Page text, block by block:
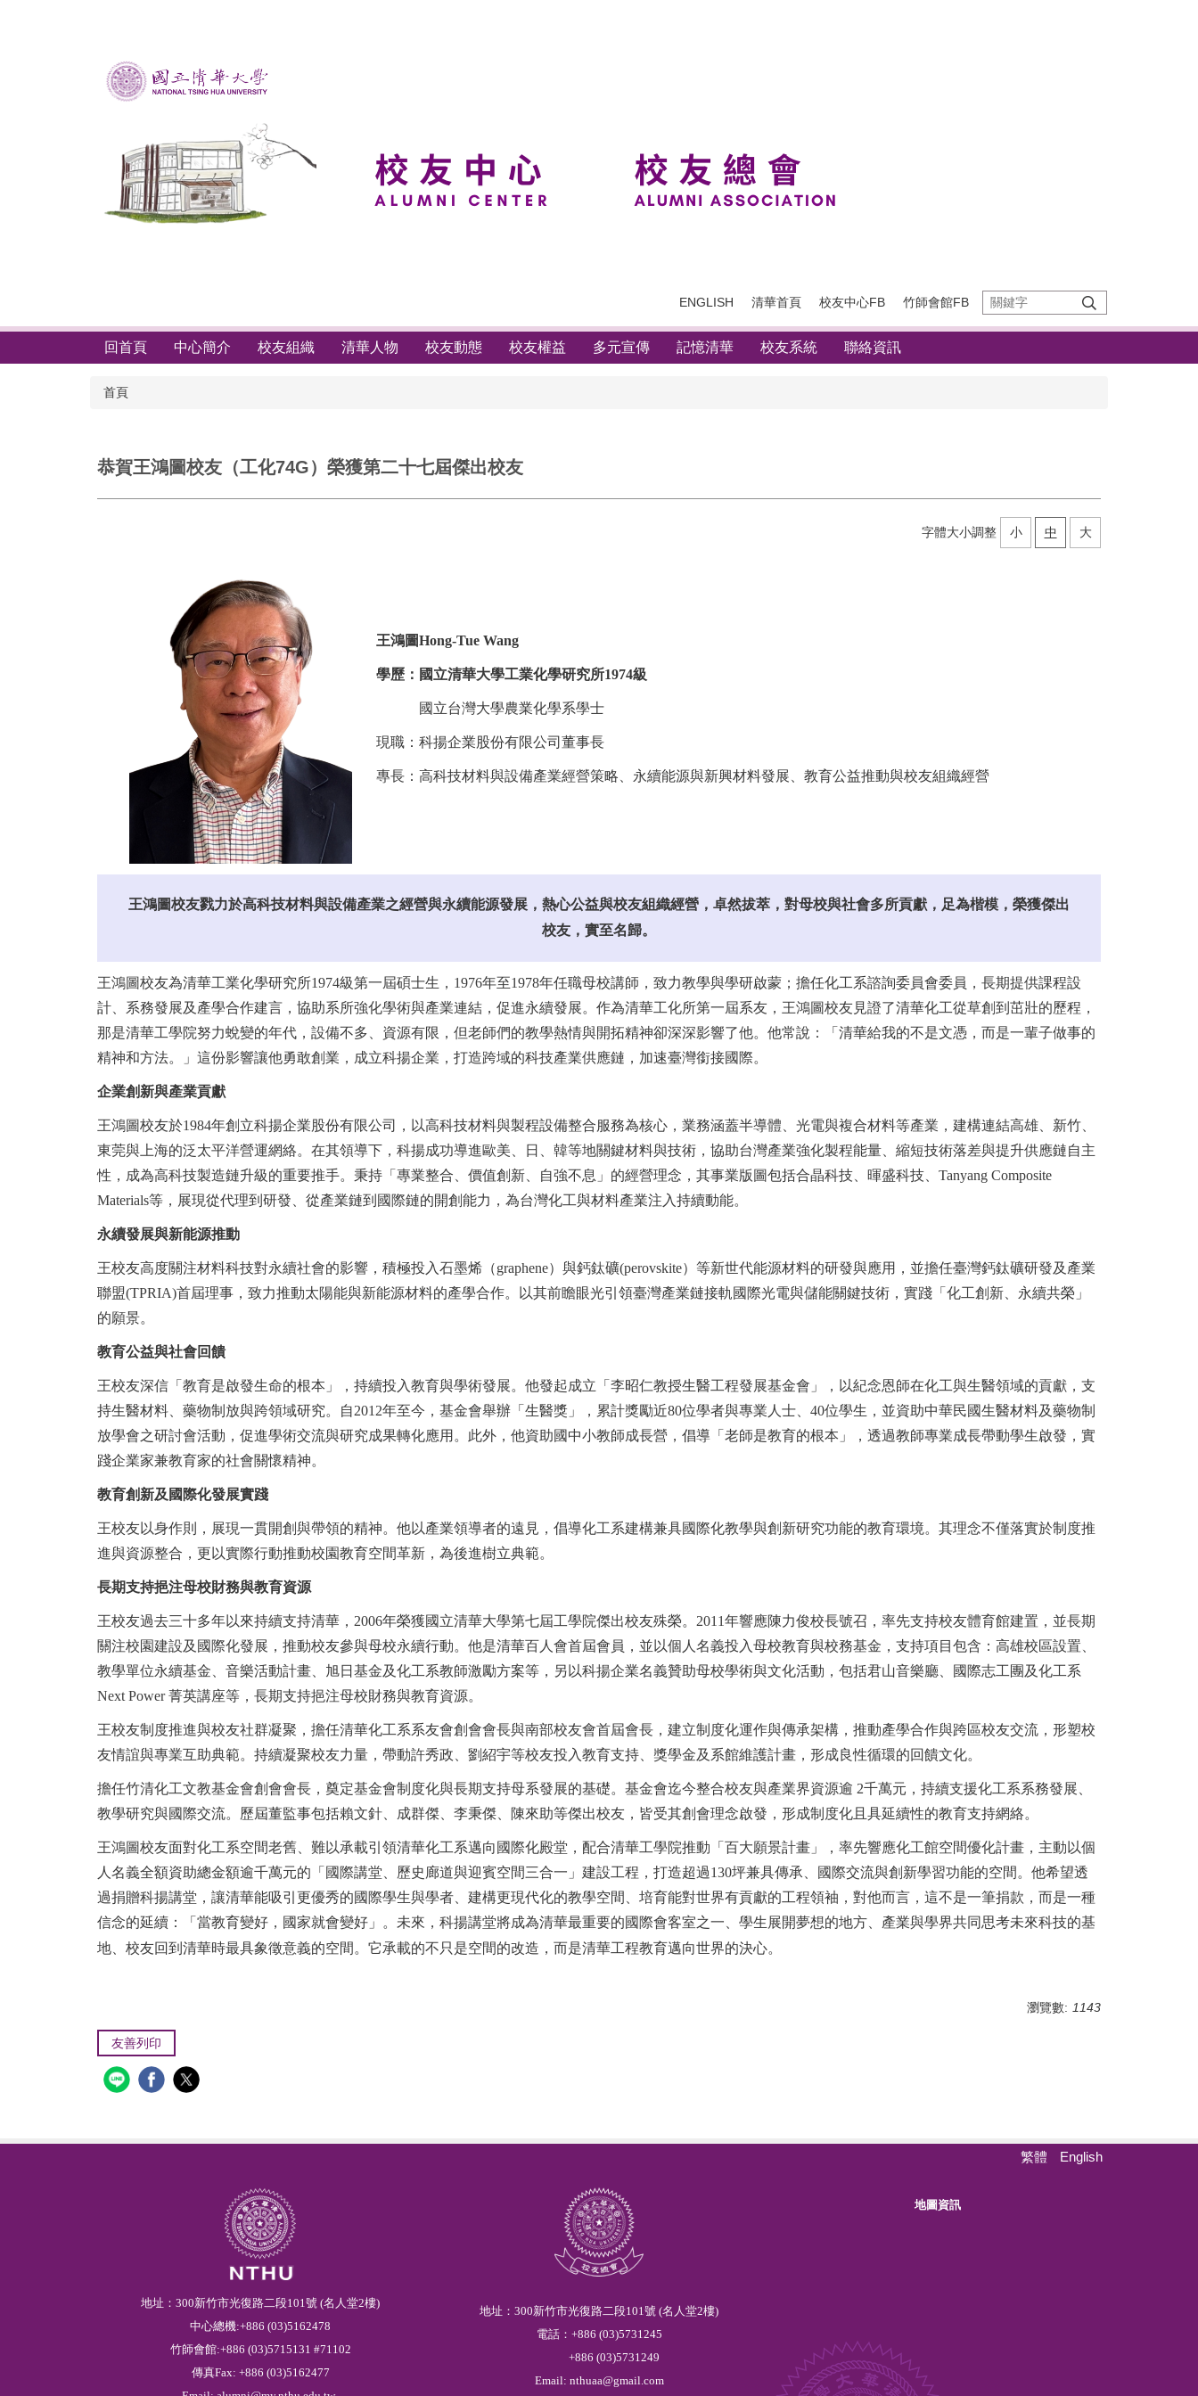
ENGLISH 清華首頁 校友中心FB 竹師會館FB
回首頁 中心簡介 校友組織 清華人物 校友動態 校友權益 多元宣傳 記憶清華 校友系統 聯絡資訊
首頁
恭賀王鴻圖校友（工化74G）榮獲第二十七屆傑出校友
字體大小調整 小 中 大
王鴻圖Hong-Tue Wang
學歷：國立清華大學工業化學研究所1974級
國立台灣大學農業化學系學士
現職：科揚企業股份有限公司董事長
專長：高科技材料與設備產業經營策略、永續能源與新興材料發展、教育公益推動與校友組織經營
王鴻圖校友戮力於高科技材料與設備產業之經營與永續能源發展，熱心公益與校友組織經營，卓然拔萃，對母校與社會多所貢獻，足為楷模，榮獲傑出
校友，實至名歸。
王鴻圖校友為清華工業化學研究所1974級第一屆碩士生，1976年至1978年任職母校講師，致力教學與學研啟蒙；擔任化工系諮詢委員會委員，長期提供課程設
計、系務發展及產學合作建言，協助系所強化學術與產業連結，促進永續發展。作為清華工化所第一屆系友，王鴻圖校友見證了清華化工從草創到茁壯的歷程，
那是清華工學院努力蛻變的年代，設備不多、資源有限，但老師們的教學熱情與開拓精神卻深深影響了他。他常說：「清華給我的不是文憑，而是一輩子做事的
精神和方法。」這份影響讓他勇敢創業，成立科揚企業，打造跨域的科技產業供應鏈，加速臺灣銜接國際。
企業創新與產業貢獻
王鴻圖校友於1984年創立科揚企業股份有限公司，以高科技材料與製程設備整合服務為核心，業務涵蓋半導體、光電與複合材料等產業，建構連結高雄、新竹、
東莞與上海的泛太平洋營運網絡。在其領導下，科揚成功導進歐美、日、韓等地關鍵材料與技術，協助台灣產業強化製程能量、縮短技術落差與提升供應鏈自主
性，成為高科技製造鏈升級的重要推手。秉持「專業整合、價值創新、自強不息」的經營理念，其事業版圖包括合晶科技、暉盛科技、Tanyang Composite
Materials等，展現從代理到研發、從產業鏈到國際鏈的開創能力，為台灣化工與材料產業注入持續動能。
永續發展與新能源推動
王校友高度關注材料科技對永續社會的影響，積極投入石墨烯（graphene）與鈣鈦礦(perovskite）等新世代能源材料的研發與應用，並擔任臺灣鈣鈦礦研發及產業
聯盟(TPRIA)首屆理事，致力推動太陽能與新能源材料的產學合作。以其前瞻眼光引領臺灣產業鏈接軌國際光電與儲能關鍵技術，實踐「化工創新、永續共榮」
的願景。
教育公益與社會回饋
王校友深信「教育是啟發生命的根本」，持續投入教育與學術發展。他發起成立「李昭仁教授生醫工程發展基金會」，以紀念恩師在化工與生醫領域的貢獻，支
持生醫材料、藥物制放與跨領域研究。自2012年至今，基金會舉辦「生醫獎」，累計獎勵近80位學者與專業人士、40位學生，並資助中華民國生醫材料及藥物制
放學會之研討會活動，促進學術交流與研究成果轉化應用。此外，他資助國中小教師成長營，倡導「老師是教育的根本」，透過教師專業成長帶動學生啟發，實
踐企業家兼教育家的社會關懷精神。
教育創新及國際化發展實踐
王校友以身作則，展現一貫開創與帶領的精神。他以產業領導者的遠見，倡導化工系建構兼具國際化教學與創新研究功能的教育環境。其理念不僅落實於制度推
進與資源整合，更以實際行動推動校園教育空間革新，為後進樹立典範。
長期支持挹注母校財務與教育資源
王校友過去三十多年以來持續支持清華，2006年榮獲國立清華大學第七屆工學院傑出校友殊榮。2011年響應陳力俊校長號召，率先支持校友體育館建置，並長期
關注校園建設及國際化發展，推動校友參與母校永續行動。他是清華百人會首屆會員，並以個人名義投入母校教育與校務基金，支持項目包含：高雄校區設置、
教學單位永續基金、音樂活動計畫、旭日基金及化工系教師激勵方案等，另以科揚企業名義贊助母校學術與文化活動，包括君山音樂廳、國際志工團及化工系
Next Power 菁英講座等，長期支持挹注母校財務與教育資源。
王校友制度推進與校友社群凝聚，擔任清華化工系系友會創會會長與南部校友會首屆會長，建立制度化運作與傳承架構，推動產學合作與跨區校友交流，形塑校
友情誼與專業互助典範。持續凝聚校友力量，帶動許秀政、劉紹宇等校友投入教育支持、獎學金及系館維護計畫，形成良性循環的回饋文化。
擔任竹清化工文教基金會創會會長，奠定基金會制度化與長期支持母系發展的基礎。基金會迄今整合校友與產業界資源逾 2千萬元，持續支援化工系系務發展、
教學研究與國際交流。歷屆董監事包括賴文針、成群傑、李秉傑、陳來助等傑出校友，皆受其創會理念啟發，形成制度化且具延續性的教育支持網絡。
王鴻圖校友面對化工系空間老舊、難以承載引領清華化工系邁向國際化殿堂，配合清華工學院推動「百大願景計畫」，率先響應化工館空間優化計畫，主動以個
人名義全額資助總金額逾千萬元的「國際講堂、歷史廊道與迎賓空間三合一」建設工程，打造超過130坪兼具傳承、國際交流與創新學習功能的空間。他希望透
過捐贈科揚講堂，讓清華能吸引更優秀的國際學生與學者、建構更現代化的教學空間、培育能對世界有貢獻的工程領袖，對他而言，這不是一筆捐款，而是一種
信念的延續：「當教育變好，國家就會變好」。未來，科揚講堂將成為清華最重要的國際會客室之一、學生展開夢想的地方、產業與學界共同思考未來科技的基
地、校友回到清華時最具象徵意義的空間。它承載的不只是空間的改造，而是清華工程教育邁向世界的決心。
瀏覽數: 1143
友善列印
繁體 English
地址：300新竹市光復路二段101號 (名人堂2樓)
中心總機:+886 (03)5162478
竹師會館:+886 (03)5715131 #71102
傳真Fax: +886 (03)5162477
地址：300新竹市光復路二段101號 (名人堂2樓)
電話： +886 (03)5731245
+886 (03)5731249
Email: nthuaa@gmail.com
地圖資訊